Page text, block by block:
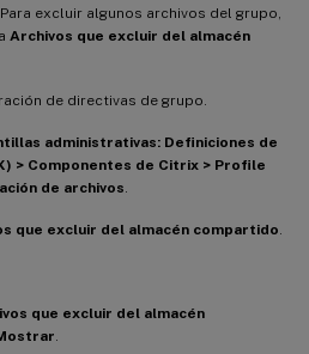
excluir algunos archivos del grupo,
Archivos que excluir del almacén
de directivas de grupo.
administrativas: Definiciones de
> Componentes de Citrix > Profile
de archivos
que excluir del almacén compartido
que excluir del almacén